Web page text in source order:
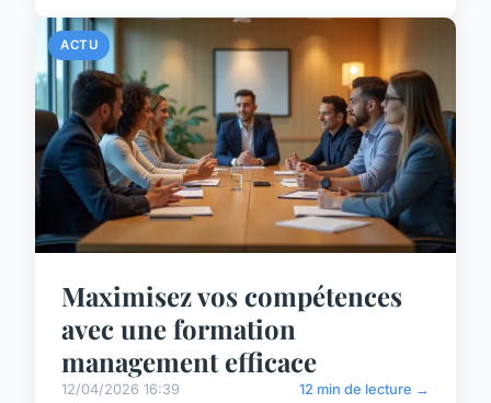
ACTU
Maximisez vos compétences
avec une formation
management efficace
12/04/2026 16:39 12 min de lecture →